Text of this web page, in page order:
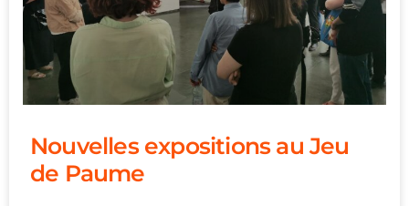
Nouvelles expositions au Jeu
de Paume